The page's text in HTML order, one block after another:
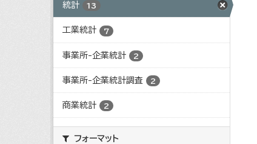
統計 13
工業統計 7
事業所-企業統計 2
事業所-企業統計調査 2
商業統計 2
フォーマット